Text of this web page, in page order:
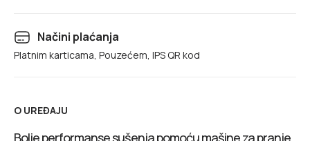
Načini plaćanja
Platnim karticama, Pouzećem, IPS QR kod
O UREĐAJU
Bolje performanse sušenja pomoću mašine za pranje